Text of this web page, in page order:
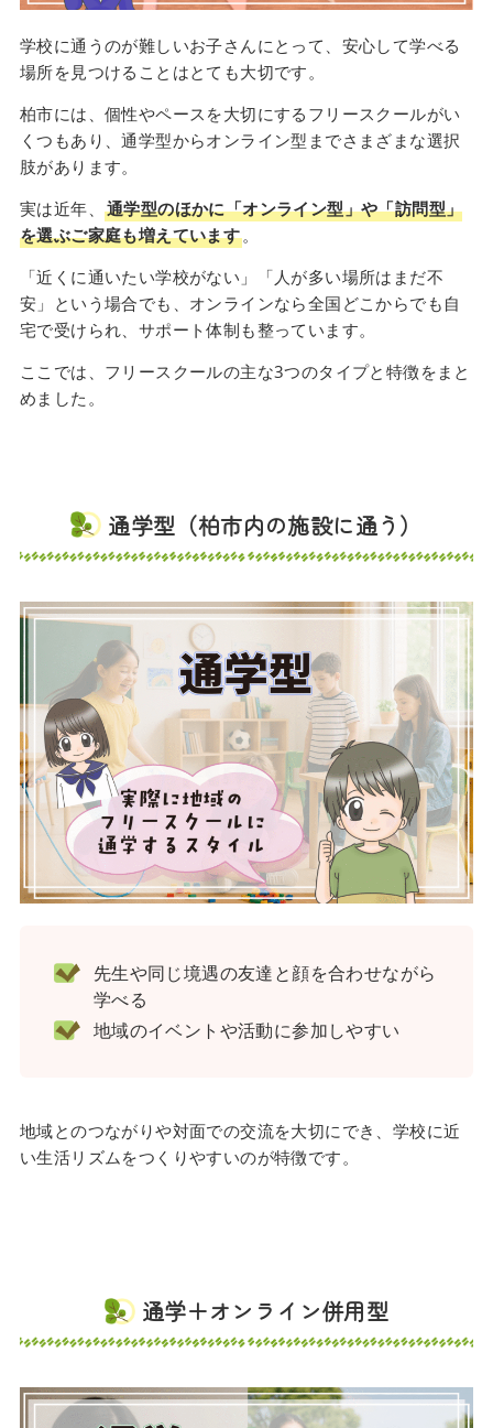
学校に通うのが難しいお子さんにとって、安心して学べる
場所を見つけることはとても大切です。
柏市には、個性やペースを大切にするフリースクールがい
くつもあり、通学型からオンライン型までさまざまな選択
肢があります。
実は近年、 通学型のほかに「オンライン型」や「訪問型」
を選ぶご家庭も増えています。
「近くに通いたい学校がない」「人が多い場所はまだ不
安」という場合でも、オンラインなら全国どこからでも自
宅で受けられ、サポート体制も整っています。
ここでは、フリースクールの主な3つのタイプと特徴をまと
めました。
通学型（柏市内の施設に通う）
先生や同じ境遇の友達と顔を合わせながら
学べる
地域のイベントや活動に参加しやすい
地域とのつながりや対面での交流を大切にでき、学校に近
い生活リズムをつくりやすいのが特徴です。
通学＋オンライン併用型